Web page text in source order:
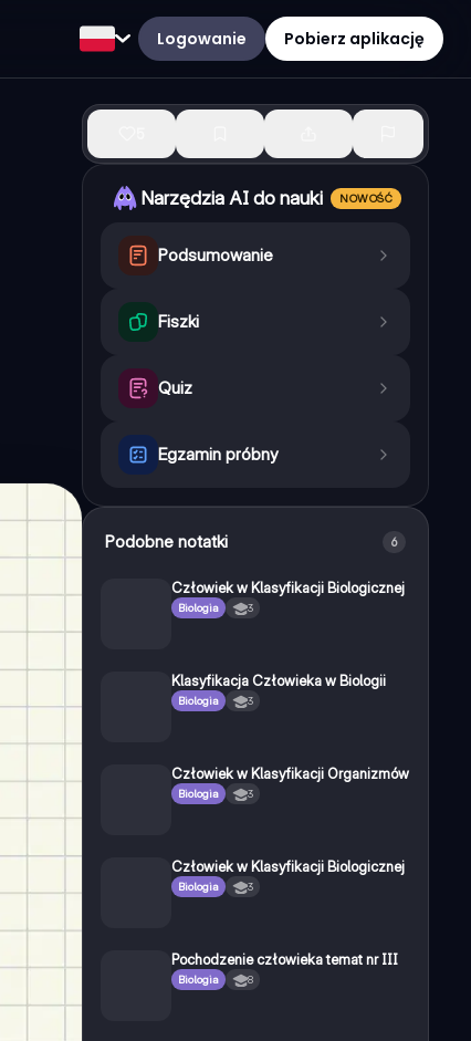
Logowanie Pobierz aplikację
Narzędzia AI do nauki NOWOŚĆ
Podsumowanie
Fiszki
Quiz
Egzamin próbny
Podobne notatki 6
Człowiek w Klasyfikacji Biologicznej
Biologia 3
Klasyfikacja Człowieka w Biologii
Biologia 3
Człowiek w Klasyfikacji Organizmów
Biologia 3
Człowiek w Klasyfikacji Biologicznej
Biologia 3
Pochodzenie człowieka temat nr III
Biologia 8